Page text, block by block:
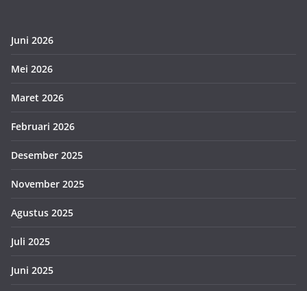
Juni 2026
Mei 2026
Maret 2026
Februari 2026
Desember 2025
November 2025
Agustus 2025
Juli 2025
Juni 2025